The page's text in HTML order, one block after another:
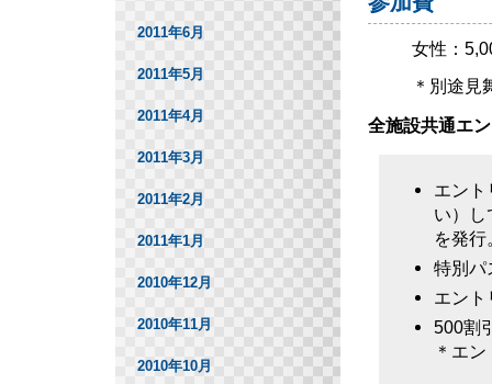
女性：
＊別途
全施設共通エ
エント
い）し
を発行
特別パ
エント
500割
＊エ
2011年6月
2011年5月
2011年4月
2011年3月
2011年2月
2011年1月
2010年12月
2010年11月
2010年10月